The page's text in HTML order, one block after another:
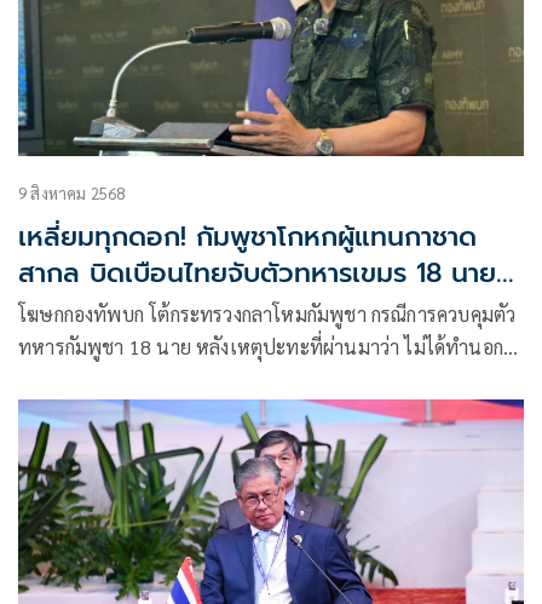
9 สิงหาคม 2568
เหลี่ยมทุกดอก! กัมพูชาโกหกผู้แทนกาชาด
สากล บิดเบือนไทยจับตัวทหารเขมร 18 นาย
อย่างผิดกฎหมาย
โฆษกกองทัพบก โต้กระทรวงกลาโหมกัมพูชา กรณีการควบคุมตัว
ทหารกัมพูชา 18 นาย หลังเหตุปะทะที่ผ่านมาว่า ไม่ได้ทำนอก
ยิงโดยสมบูรณ์